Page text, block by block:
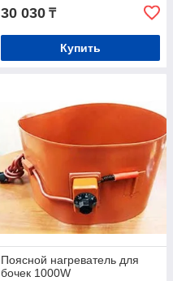
30 030 ₸
Купить
Поясной нагреватель для
бочек 1000W